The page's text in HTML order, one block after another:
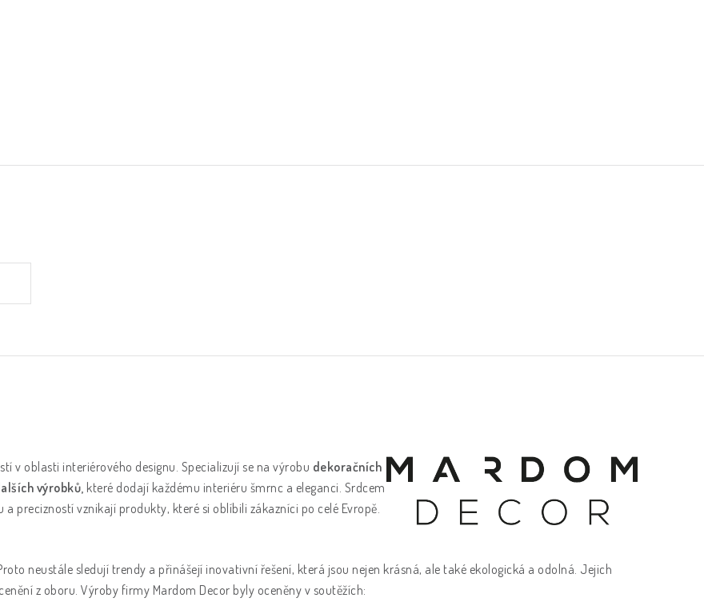
v oblasti interiérového designu. Specializují se na výrobu dekoračních
výrobků, které dodají každému interiéru šmrnc a eleganci. Srdcem
precizností vznikají produkty, které si oblíbili zákazníci po celé Evropě.
neustále sledují trendy a přinášejí inovativní řešení, která jsou nejen krásná, ale také ekologická a odolná. Jejich
z oboru. Výroby firmy Mardom Decor byly oceněny v soutěžích: